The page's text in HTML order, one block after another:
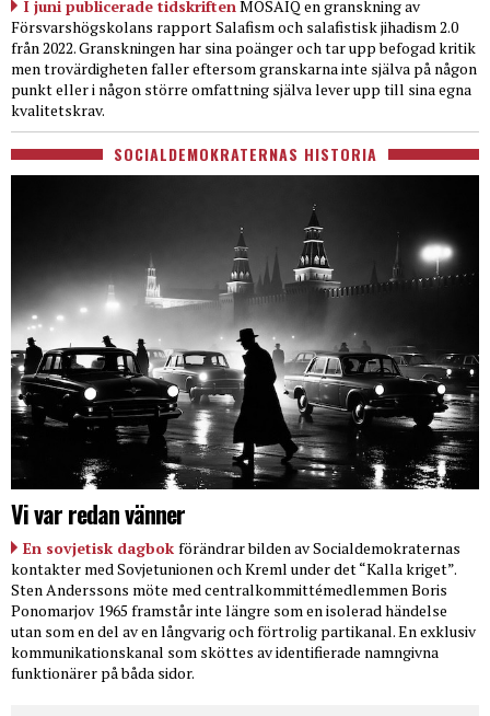
I juni publicerade tidskriften MOSAIQ en granskning av
Försvarshögskolans rapport Salafism och salafistisk jihadism 2.0
från 2022. Granskningen har sina poänger och tar upp befogad kritik
men trovärdigheten faller eftersom granskarna inte själva på någon
punkt eller i någon större omfattning själva lever upp till sina egna
kvalitetskrav.
SOCIALDEMOKRATERNAS HISTORIA
Vi var redan vänner
En sovjetisk dagbok förändrar bilden av Socialdemokraternas
kontakter med Sovjetunionen och Kreml under det “Kalla kriget”.
Sten Anderssons möte med centralkommittémedlemmen Boris
Ponomarjov 1965 framstår inte längre som en isolerad händelse
utan som en del av en långvarig och förtrolig partikanal. En exklusiv
kommunikationskanal som sköttes av identifierade namngivna
funktionärer på båda sidor.